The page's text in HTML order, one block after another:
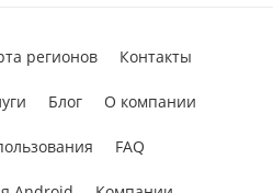
регионов Контакты
Блог О компании
FAQ